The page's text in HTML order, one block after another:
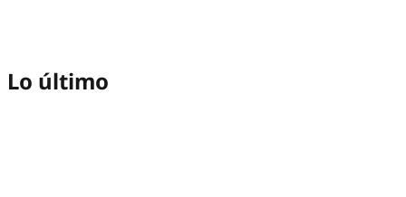
Lo último